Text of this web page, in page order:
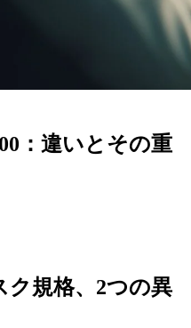
：違いとその重
ク規格、2つの異